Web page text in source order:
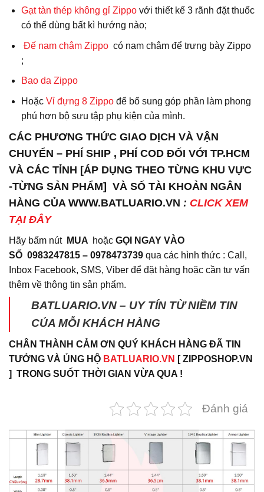
Gạt tàn thép không gỉ Zippo với thiết kế 3 rãnh đặt thuốc
có thể dùng bất kì hướng nào;
Đế nam châm Zippocó nam châm để trưng bày Zippo
;
Bao da Zippo
Hoặc Vỉ đựng 8 Zippođể bổ sung góp phần làm phong
phú hơn bộ sưu tập phụ kiện của mình.
CÁC PHƯƠNG THỨC GIAO DỊCH VÀ VẬN
CHUYỂN – PHÍ SHIP , PHÍ COD ĐỐI VỚI TP.HCM
VÀ CÁC TỈNH [ÁP DỤNG THEO TỪNG KHU VỰC
-TỪNG SẢN PHẨM] VÀ SỐ TÀI KHOẢN NGÂN
HÀNG CỦA WWW.BATLUARIO.VN : CLICK XEM
TẠI ĐÂY
Hãy bấm nút MUA hoặc GỌI NGAY VÀO
SỐ 0983247815 – 0978473739 qua các hình thức : Call,
Inbox Facebook, SMS, Viber để đặt hàng hoặc cần tư vấn
thêm về thông tin sản phẩm.
BATLUARIO.VN – UY TÍN TỪ NIỀM TIN
CỦA MỖI KHÁCH HÀNG
CHÂN THÀNH CẢM ƠN QUÝ KHÁCH HÀNG ĐÃ TIN
TƯỞNG VÀ ỦNG HỘ BATLUARIO.VN [ ZIPPOSHOP.VN
] TRONG SUỐT THỜI GIAN VỪA QUA !
Đánh giá